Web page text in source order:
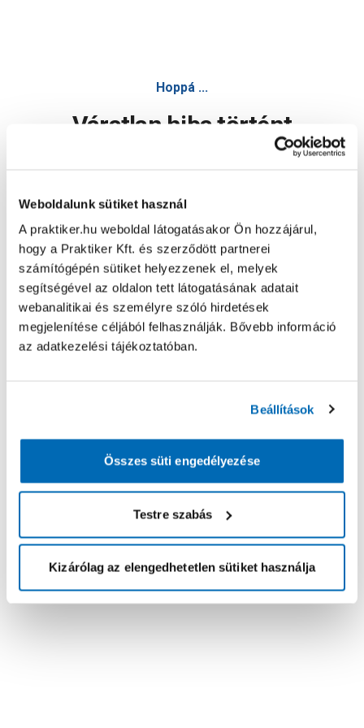
Weboldalunk sütiket használ
A praktiker.hu weboldal látogatásakor Ön hozzájárul,
hogy a Praktiker Kft. és szerződött partnerei
számítógépén sütiket helyezzenek el, melyek
segítségével az oldalon tett látogatásának adatait
webanalitikai és személyre szóló hirdetések
megjelenítése céljából felhasználják. Bővebb információ
az adatkezelési tájékoztatóban.
Beállítások
Összes süti engedélyezése
Testre szabás
Kizárólag az elengedhetetlen sütiket használja
Hoppá ...
Váratlan hiba történt
Oldal újratöltése